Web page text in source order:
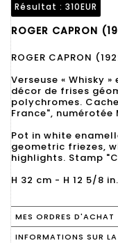
Résultat : 310EUR
ROGER CAPRON
ROGER CAPRON
Verseuse « Whisky
décor de frises
polychromes.
France", numérotée
Pot in white
geometric friezes,
highlights. Stamp
H 32 cm - H 12 5/8 in.
MES ORDRES D'ACHAT
INFORMATIONS SUR LA